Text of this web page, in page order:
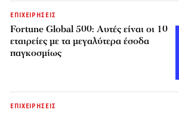
ΕΠΙΧΕΙΡΗΣΕΙΣ
Fortune Global 500: Αυτές είναι οι 10
εταιρείες με τα μεγαλύτερα έσοδα
παγκοσμίως
ΕΠΙΧΕΙΡΗΣΕΙΣ